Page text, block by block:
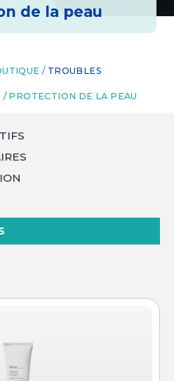
de la peau
/ TROUBLES
/ PROTECTION DE LA PEAU